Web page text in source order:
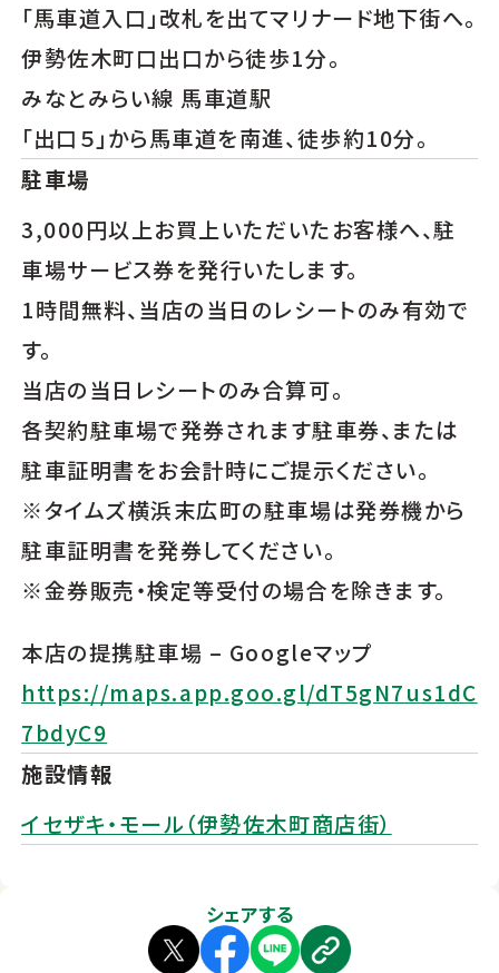
「馬車道入口」改札を出てマリナード地下街へ。
伊勢佐木町口出口から徒歩1分。
みなとみらい線 馬車道駅
「出口５」から馬車道を南進、徒歩約10分。
駐車場
3,000円以上お買上いただいたお客様へ、駐
車場サービス券を発行いたします。
1時間無料、当店の当日のレシートのみ有効で
す。
当店の当日レシートのみ合算可。
各契約駐車場で発券されます駐車券、または
駐車証明書をお会計時にご提示ください。
※タイムズ横浜末広町の駐車場は発券機から
駐車証明書を発券してください。
※金券販売・検定等受付の場合を除きます。
本店の提携駐車場 – Googleマップ
https://maps.app.goo.gl/dT5gN7us1dC
7bdyC9
施設情報
イセザキ・モール（伊勢佐木町商店街）
シェアする